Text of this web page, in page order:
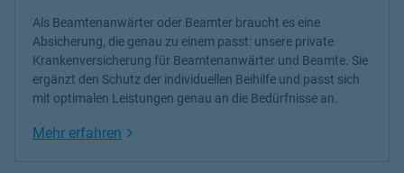
Als Beamtenanwärter oder Beamter braucht es eine
Absicherung, die genau zu einem passt: unsere private
Krankenversicherung für Beamtenanwärter und Beamte. Sie
ergänzt den Schutz der individuellen Beihilfe und passt sich
mit optimalen Leistungen genau an die Bedürfnisse an.
Mehr erfahren Link Opens in New Tab